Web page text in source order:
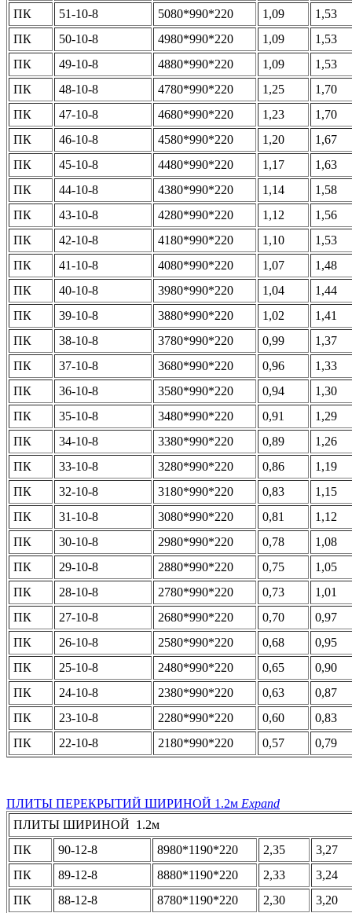
ПК 51-10-8 5080*990*220 1,09
1,53
ПК
50-10-8 4980*990*220 1,09
1,53
ПК
49-10-8 4880*990*220 1,09
1,53
ПК
48-10-8 4780*990*220 1,25
1,70
ПК
47-10-8 4680*990*220 1,23
1,70
ПК
46-10-8 4580*990*220 1,20
1,67
ПК
45-10-8 4480*990*220 1,17
1,63
ПК
44-10-8 4380*990*220 1,14
1,58
ПК
43-10-8 4280*990*220 1,12
1,56
ПК
42-10-8 4180*990*220 1,10
1,53
ПК
41-10-8 4080*990*220 1,07
1,48
ПК
40-10-8 3980*990*220 1,04
1,44
ПК
39-10-8 3880*990*220 1,02
1,41
ПК
38-10-8 3780*990*220 0,99
1,37
ПК
37-10-8 3680*990*220 0,96
1,33
ПК
36-10-8 3580*990*220 0,94
1,30
ПК
35-10-8 3480*990*220 0,91
1,29
ПК
34-10-8 3380*990*220 0,89
1,26
ПК
33-10-8 3280*990*220 0,86
1,19
ПК
32-10-8 3180*990*220 0,83
1,15
ПК
31-10-8 3080*990*220 0,81
1,12
ПК
30-10-8 2980*990*220 0,78
1,08
ПК
29-10-8 2880*990*220 0,75
1,05
ПК
28-10-8 2780*990*220 0,73
1,01
ПК
27-10-8 2680*990*220 0,70
0,97
ПК
26-10-8 2580*990*220 0,68
0,95
ПК
25-10-8 2480*990*220 0,65
0,90
ПК
24-10-8 2380*990*220 0,63
0,87
ПК
23-10-8 2280*990*220 0,60
0,83
ПК
22-10-8 2180*990*220 0,57 0,79
ПЛИТЫ ПЕРЕКРЫТИЙ ШИРИНОЙ 1.2м Expand
ПЛИТЫ ШИРИНОЙ 1.2м
ПК
90-12-8 8980*1190*220 2,35
3,27
ПК
89-12-8 8880*1190*220 2,33
3,24
ПК
88-12-8 8780*1190*220 2,30
3,20